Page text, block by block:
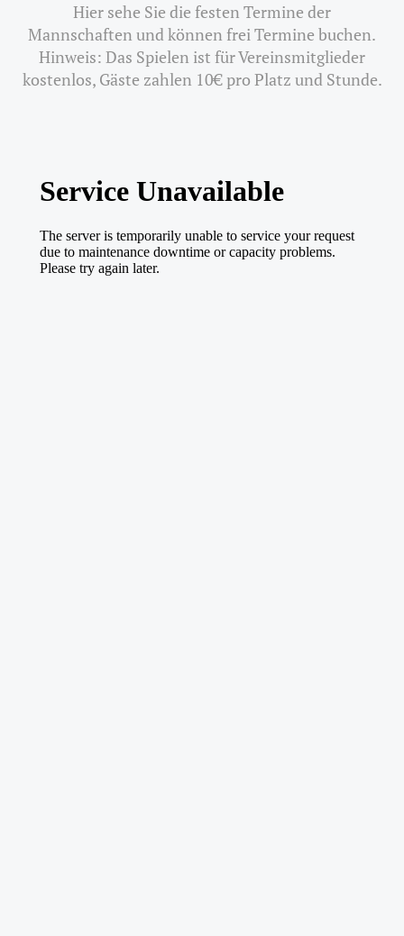
Hier sehe Sie die festen Termine der
Mannschaften und können frei Termine buchen.
Hinweis: Das Spielen ist für Vereinsmitglieder
kostenlos, Gäste zahlen 10€ pro Platz und Stunde.